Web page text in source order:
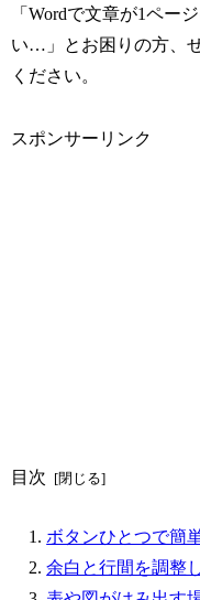
「Wordで文章が1ペー
い…」とお困りの方、
ください。
スポンサーリンク
目次
ボタンひとつで簡
余白と行間を調整